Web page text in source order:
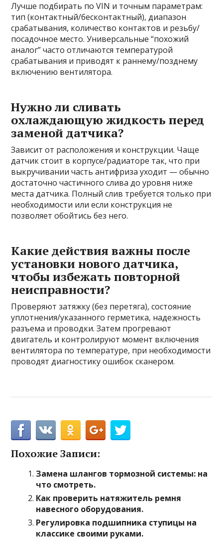
Лучше подбирать по VIN и точным параметрам:
тип (контактный/бесконтактный), диапазон
срабатывания, количество контактов и резьбу/
посадочное место. Универсальные “похожий
аналог” часто отличаются температурой
срабатывания и приводят к раннему/позднему
включению вентилятора.
Нужно ли сливать
охлаждающую жидкость перед
заменой датчика?
Зависит от расположения и конструкции. Чаще
датчик стоит в корпусе/радиаторе так, что при
выкручивании часть антифриза уходит — обычно
достаточно частичного слива до уровня ниже
места датчика. Полный слив требуется только при
необходимости или если конструкция не
позволяет обойтись без него.
Какие действия важны после
установки нового датчика,
чтобы избежать повторной
неисправности?
Проверяют затяжку (без перетяга), состояние
уплотнения/указанного герметика, надежность
разъема и проводки. Затем прогревают
двигатель и контролируют момент включения
вентилятора по температуре, при необходимости
проводят диагностику ошибок сканером.
Похожие Записи:
Замена шлангов тормозной системы: на
что смотреть.
Как проверить натяжитель ремня
навесного оборудования.
Регулировка подшипника ступицы на
классике своими руками.